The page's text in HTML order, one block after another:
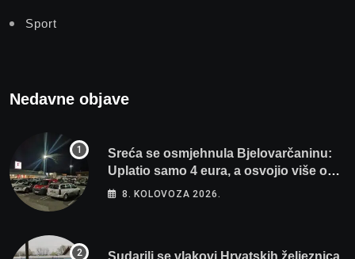
Sport
Nedavne objave
Sreća se osmjehnula Bjelovarčaninu:
Uplatio samo 4 eura, a osvojio više od
80 tisuća eura
8. KOLOVOZA 2026.